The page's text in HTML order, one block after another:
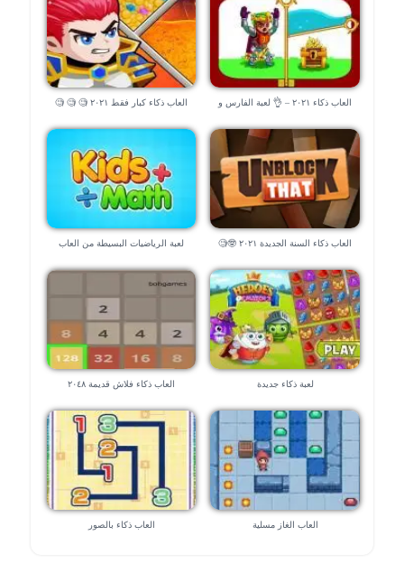
العاب ذكاء ٢٠٢١ – 👌 لعبة الفارس و
العاب ذكاء كبار فقط ٢٠٢١ 🧐 🧐 🧐
العاب ذكاء السنة الجديدة ٢٠٢١ 🤓🧐
لعبة الرياضيات البسيطة من العاب
لعبة ذكاء جديدة العاب ذكاء فلاش قديمة ٢٠٤٨
العاب الغاز مسلية العاب ذكاء بالصور